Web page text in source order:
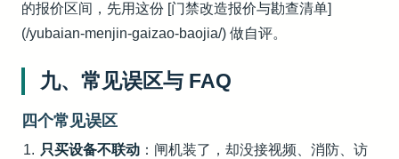
的报价区间，先用这份 [门禁改造报价与勘查清单]
(/yubaian-menjin-gaizao-baojia/) 做自评。
九、常见误区与 FAQ
四个常见误区
只买设备不联动 ：闸机装了，却没接视频、消防、访